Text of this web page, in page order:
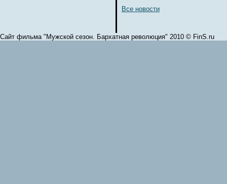
Все новости
Сайт фильма "Мужской сезон. Бархатная революция" 2010 © FinS.ru